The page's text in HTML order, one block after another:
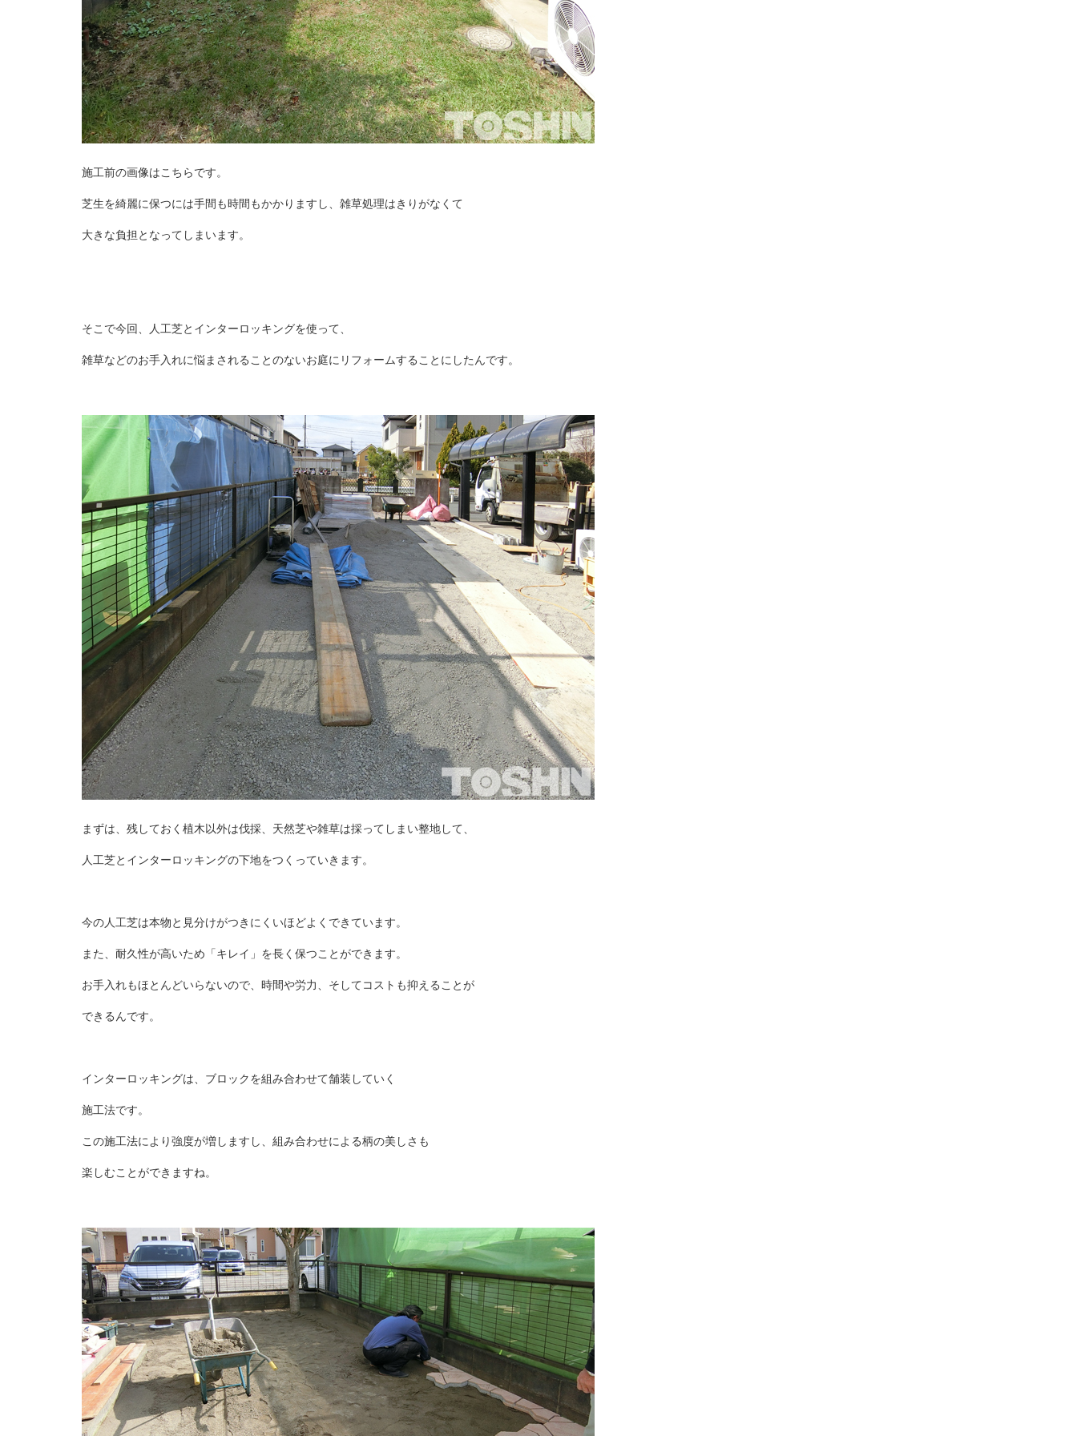
施工前の画像はこちらです。
芝生を綺麗に保つには手間も時間もかかりますし、雑草処理はきりがなくて
大きな負担となってしまいます。
そこで今回、人工芝とインターロッキングを使って、
雑草などのお手入れに悩まされることのないお庭にリフォームすることにしたんです。
まずは、残しておく植木以外は伐採、天然芝や雑草は採ってしまい整地して、
人工芝とインターロッキングの下地をつくっていきます。
今の人工芝は本物と見分けがつきにくいほどよくできています。
また、耐久性が高いため「キレイ」を長く保つことができます。
お手入れもほとんどいらないので、時間や労力、そしてコストも抑えることが
できるんです。
インターロッキングは、ブロックを組み合わせて舗装していく
施工法です。
この施工法により強度が増しますし、組み合わせによる柄の美しさも
楽しむことができますね。